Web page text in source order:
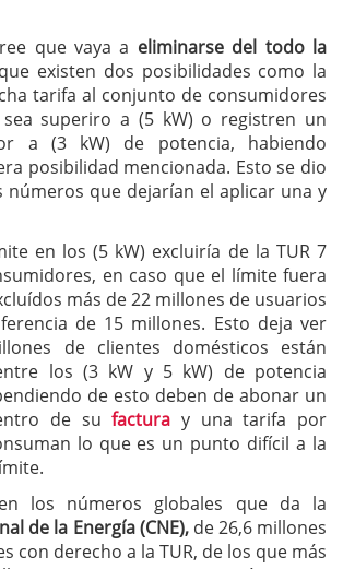
que vaya a eliminarse del todo la
existen dos posibilidades como la
tarifa al conjunto de consumidores
superiro a (5 kW) o registren un
a (3 kW) de potencia, habiendo
posibilidad mencionada. Esto se dio
números que dejarían el aplicar una y
en los (5 kW) excluiría de la TUR 7
en caso que el límite fuera
más de 22 millones de usuarios
de 15 millones. Esto deja ver
de clientes domésticos están
los (3 kW y 5 kW) de potencia
de esto deben de abonar un
de sufactura y una tarifa por
lo que es un punto difícil a la
los números globales que da la
de la Energía (CNE),de 26,6 millones
con derecho a la TUR, de los que más